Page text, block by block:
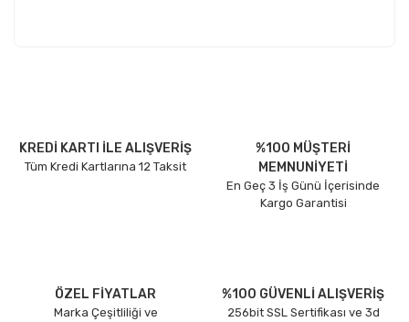
KREDİ KARTI İLE ALIŞVERİŞ
Tüm Kredi Kartlarına 12 Taksit
%100 MÜŞTERİ
MEMNUNİYETİ
En Geç 3 İş Günü İçerisinde
Kargo Garantisi
ÖZEL FİYATLAR
Marka Çeşitliliği ve
%100 GÜVENLİ ALIŞVERİŞ
256bit SSL Sertifikası ve 3d